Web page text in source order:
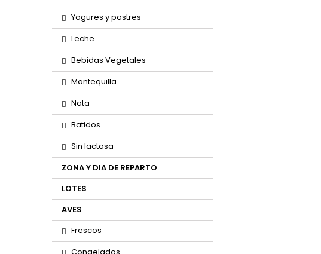
Yogures y postres
Leche
Bebidas Vegetales
Mantequilla
Nata
Batidos
Sin lactosa
ZONA Y DIA DE REPARTO
LOTES
AVES
Frescos